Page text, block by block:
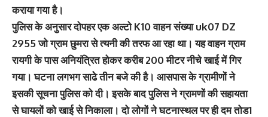
कराया गया है।
पुलिस के अनुसार दोपहर एक अल्टो K10 वाहन संख्या uk07 DZ
2955 जो ग्राम छुमरा से त्यनी की तरफ आ रहा था। यह वाहन ग्राम
रायगी के पास अनियंत्रित होकर करीब 200 मीटर नीचे खाई में गिर
गया। घटना लगभग साढेे तीन बजे की है। आसपास के ग्रामीणों ने
इसकी सूचना पुलिस को दी। इसके बाद पुलिस ने ग्रामणों की सहायता
से घायलों को खाई से निकाला। दो लोगों ने घटनास्‍थल पर ही दम तोड1